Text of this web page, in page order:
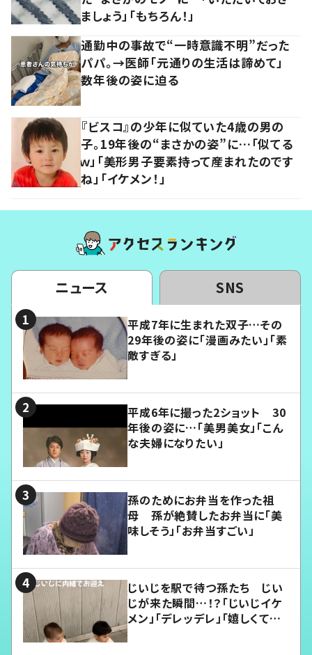
ましょう」「もちろん！」
通勤中の事故で“一時意識不明”だった
パパ。→医師「元通りの生活は諦めて」
数年後の姿に迫る
『ビスコ』の少年に似ていた4歳の男の
子。19年後の“まさかの姿”に…「似てる
ｗ」「美形男子要素持って産まれたのです
ね」「イケメン！」
ニュース SNS
平成7年に生まれた双子…その
29年後の姿に「漫画みたい」「素
敵すぎる」
平成6年に撮った2ショット 30
年後の姿に…「美男美女」「こん
な夫婦になりたい」
孫のためにお弁当を作った祖
母 孫が絶賛したお弁当に「美
味しそう」「お弁当すごい」
じいじを駅で待つ孫たち じい
じが来た瞬間…！？「じいじイケ
メン」「デレッデレ」「嬉しくて可